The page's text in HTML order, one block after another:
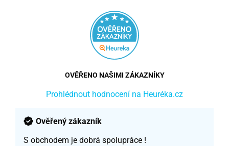
OVĚŘENO NAŠIMI ZÁKAZNÍKY
Prohlédnout hodnocení na Heuréka.cz
Ověřený zákazník
S obchodem je dobrá spolupráce !